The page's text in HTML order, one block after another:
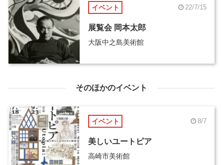
イベント 22/7/15
展覧会 岡本太郎
大阪中之島美術館
そのほかのイベント
イベント 8/7
美しいユートピア
高崎市美術館